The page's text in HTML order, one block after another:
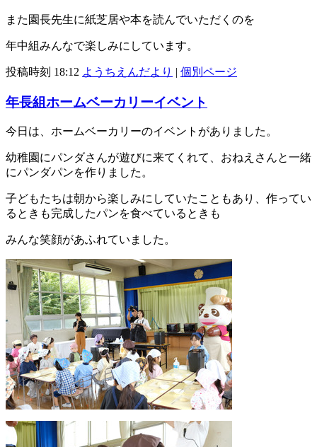
また園長先生に紙芝居や本を読んでいただくのを
年中組みんなで楽しみにしています。
投稿時刻 18:12 ようちえんだより | 個別ページ
年長組ホームベーカリーイベント
今日は、ホームベーカリーのイベントがありました。
幼稚園にパンダさんが遊びに来てくれて、おねえさんと一緒
にパンダパンを作りました。
子どもたちは朝から楽しみにしていたこともあり、作ってい
るときも完成したパンを食べているときも
みんな笑顔があふれていました。